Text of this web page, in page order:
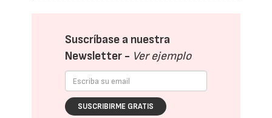
Suscríbase a nuestra
Newsletter - Ver ejemplo
SUSCRIBIRME GRATIS